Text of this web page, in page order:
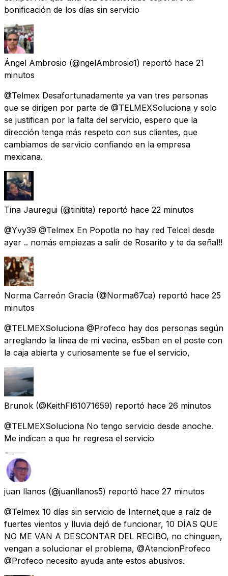
bonificación de los días sin servicio
Ángel Ambrosio (@ngelAmbrosio1) reportó hace 21
minutos
@Telmex Desafortunadamente ya van tres personas
que se dirigen por parte de @TELMEXSoluciona y solo
se justifican por la falta del servicio, espero que la
dirección tenga más respeto con sus clientes, que
cambiamos de servicio confiando en la empresa
mexicana.
Tina Jauregui (@tinitita) reportó hace 22 minutos
@Yvy39 @Telmex En Popotla no hay red Telcel desde
ayer .. nomás empiezas a salir de Rosarito y te da señal!!
Norma Carreón Gracía (@Norma67ca) reportó hace 25
minutos
@TELMEXSoluciona @Profeco hay dos personas según
arreglando la línea de mi vecina, es5ban en el poste con
la caja abierta y curiosamente se fue el servicio,
Brunok (@KeithFl61071659) reportó hace 26 minutos
@TELMEXSoluciona No tengo servicio desde anoche.
Me indican a que hr regresa el servicio
juan llanos (@juanllanos5) reportó hace 27 minutos
@Telmex 10 días sin servicio de Internet,que a raíz de
fuertes vientos y lluvia dejó de funcionar, 10 DÍAS QUE
NO ME VAN A DESCONTAR DEL RECIBO, no chinguen,
vengan a solucionar el problema, @AtencionProfeco
@Profeco necesito ayuda ante estos abusivos.